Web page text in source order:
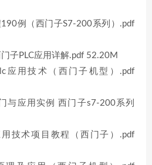
例（西门子S7-200系列）.pdf
子PLC应用详解.pdf 52.20M
应用技术（西门子机型）.pdf
与应用实例 西门子s7-200系列
技术项目教程（西门子）.pdf